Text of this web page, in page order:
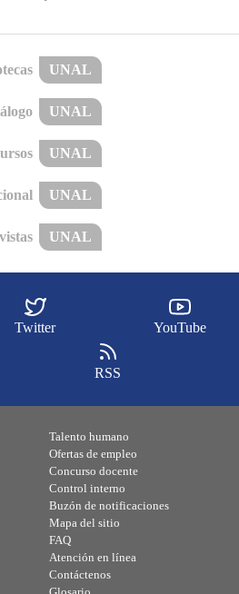
UNAL
UNAL
UNAL
UNAL
UNAL
Twitter YouTube
RSS
Talento humano
Ofertas de empleo
Concurso docente
Control interno
Buzón de notificaciones
Mapa del sitio
FAQ
Atención en línea
Contáctenos